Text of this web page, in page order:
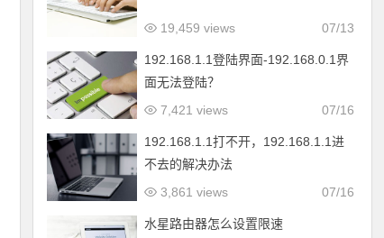
07/13
19,459 views
192.168.1.1登陆界面-192.168.0.1界
面无法登陆？
07/16
7,421 views
192.168.1.1打不开，192.168.1.1进
不去的解决办法
07/16
3,861 views
水星路由器怎么设置限速